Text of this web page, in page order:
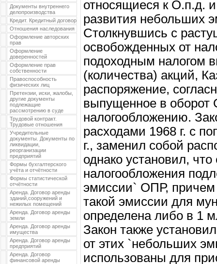
Документы внутреннего
делопроизводства
Кредит. Кредитный договор
Отношения наследования
Оформление авторских
прав
Оформление
доверенностей
Оформление прав
собственности
Правоспособность
физических лиц
Претензии, иски, жалобы,
другие документы
подлежащие
рассмотрению в суде
Трудовой контракт.
Трудовые отношения
Учредительные
документы. Документы по
ликвидации,
реорганизации
предприятий
Формы бухгалтерского
учёта и отчётности
Формы статистической
отчётности
Аренда. Договор аренды
зданий,сооружений и
нежилых помещений
Аренда. Договор аренды
земли
Аренда. Договор аренды
имущества
Аренда. Договор аренды
предприятий
Аренда. Договор
финансовой аренды
относящиеся к О.п.д.
развития небольших
Столкнувшись с
освобожденных от
подоходным налогом
(количества) акций,
распоряжение,
выпущенное в оборот
налогообложению.
расходами 1968 г. с
г., заменил собой
однако установил,
налогообложения
эмиссии` ОПР,
такой эмиссии для
определена либо в 1
Закон также
от этих `небольших
использованы для